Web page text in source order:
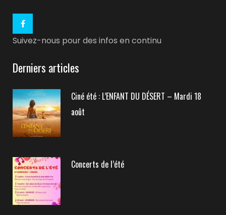
Suivez-nous pour des infos en continu
Derniers articles
Ciné été : L’ENFANT DU DÉSERT – Mardi 18
août
Concerts de l’été